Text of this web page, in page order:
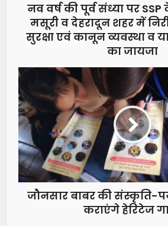
नव वर्ष की पूर्व संध्या पर
मसूरी व देहरादून शहर में
सुरक्षा एवं कानून व्यवस्था व
का जायजा
जौनसार बाबर की संस्कृति-
कराएंगे हेरिटेज